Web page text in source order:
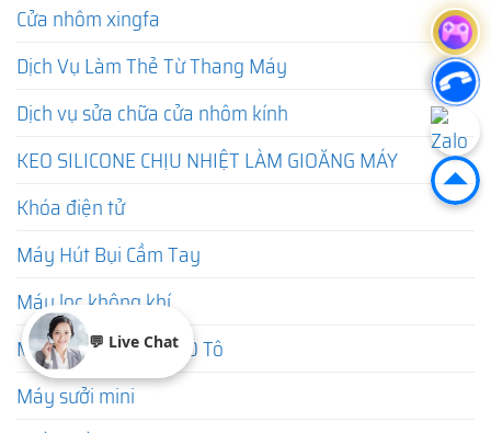
Cửa nhôm xingfa
Dịch Vụ Làm Thẻ Từ Thang Máy
Dịch vụ sửa chữa cửa nhôm kính
KEO SILICONE CHỊU NHIỆT LÀM GIOĂNG MÁY
Khóa điện tử
Máy Hút Bụi Cầm Tay
Máy lọc không khí
Máy Lọc Không Khí Ô Tô
Máy sưởi mini
💬 Live Chat